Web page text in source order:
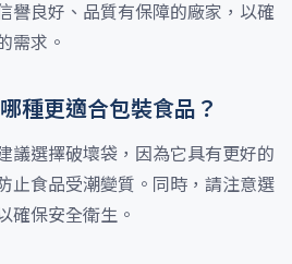
譽良好、品質有保障的廠家，以確
需求。
種更適合包裝食品？
議選擇破壞袋，因為它具有更好的
止食品受潮變質。同時，請注意選
確保安全衛生。